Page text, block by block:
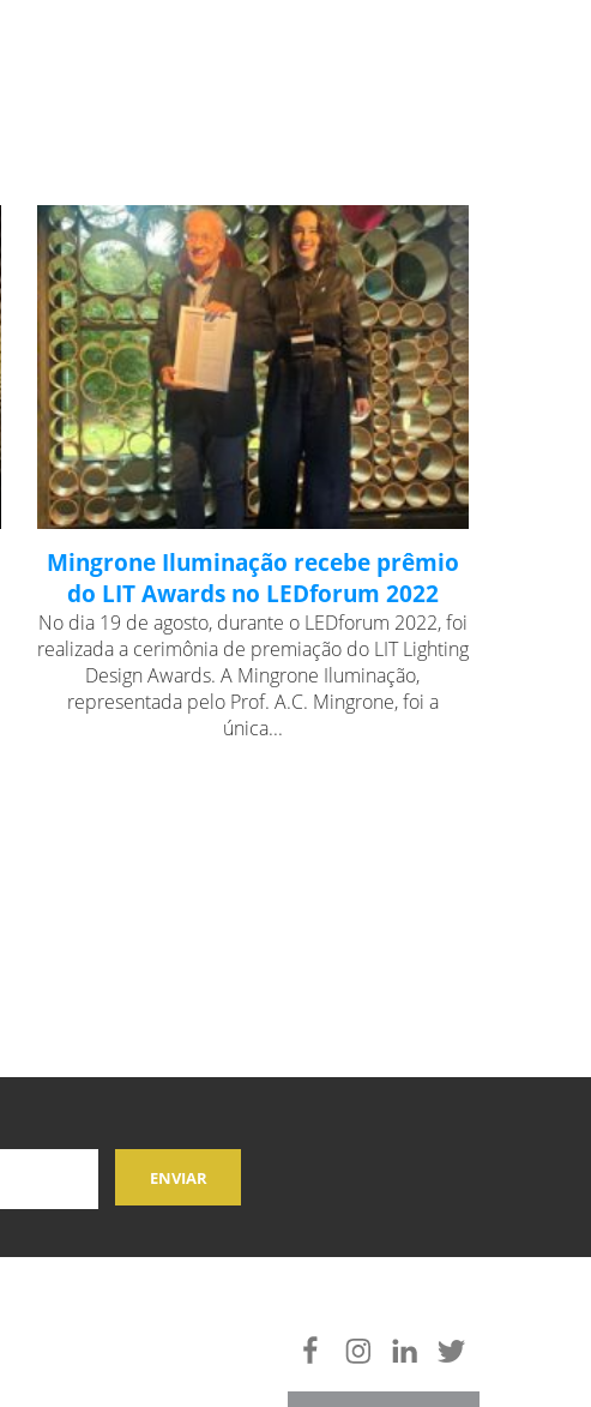
Mingrone Iluminação recebe prêmio
do LIT Awards no LEDforum 2022
No dia 19 de agosto, durante o LEDforum 2022, foi
realizada a cerimônia de premiação do LIT Lighting
Design Awards. A Mingrone Iluminação,
representada pelo Prof. A.C. Mingrone, foi a
única...